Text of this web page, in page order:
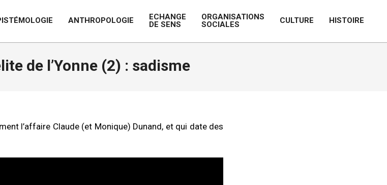
ANTHROPOLOGIE
ECHANGE
DE SENS
ORGANISATIONS
SOCIALES
CULTURE HISTOIRE
de l’Yonne (2) : sadisme
l’affaire Claude (et Monique) Dunand, et qui date des